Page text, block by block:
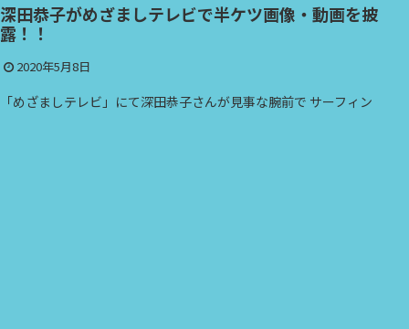
深田恭子がめざましテレビで半ケツ画像・動画を披
露！！
2020年5月8日
「めざましテレビ」にて深田恭子さんが見事な腕前で サーフィン